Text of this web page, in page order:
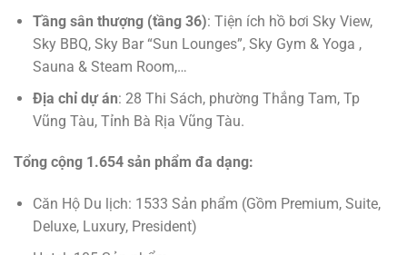
Tầng sân thượng (tầng 36): Tiện ích hồ bơi Sky View,
Sky BBQ, Sky Bar “Sun Lounges”, Sky Gym & Yoga ,
Sauna & Steam Room,…
Địa chỉ dự án: 28 Thi Sách, phường Thắng Tam, Tp
Vũng Tàu, Tỉnh Bà Rịa Vũng Tàu.
Tổng cộng 1.654 sản phẩm đa dạng:
Căn Hộ Du lịch: 1533 Sản phẩm (Gồm Premium, Suite,
Deluxe, Luxury, President)